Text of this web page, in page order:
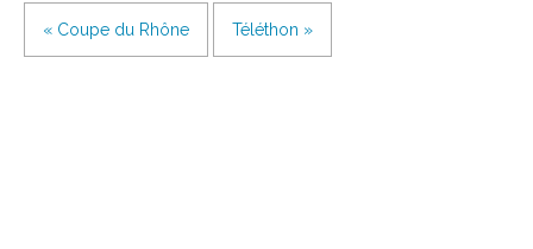
« Coupe du Rhône Téléthon »